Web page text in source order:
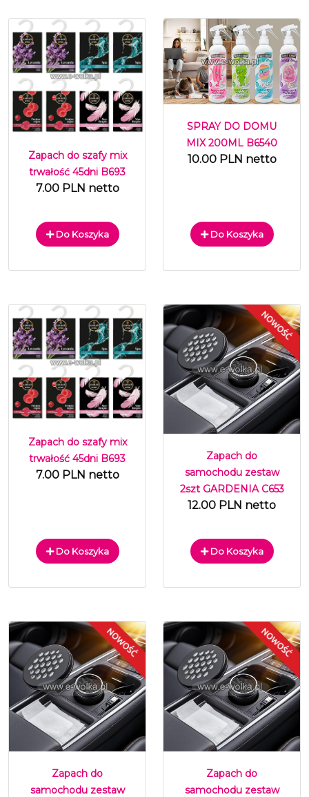
Zapach do szafy mix
trwałość 45dni B693
7.00 PLN netto
Do Koszyka
SPRAY DO DOMU
MIX 200ML B6540
10.00 PLN netto
Do Koszyka
Zapach do szafy mix
trwałość 45dni B693
7.00 PLN netto
Do Koszyka
Zapach do
samochodu zestaw
2szt GARDENIA C653
12.00 PLN netto
Do Koszyka
Zapach do
samochodu zestaw
Zapach do
samochodu zestaw